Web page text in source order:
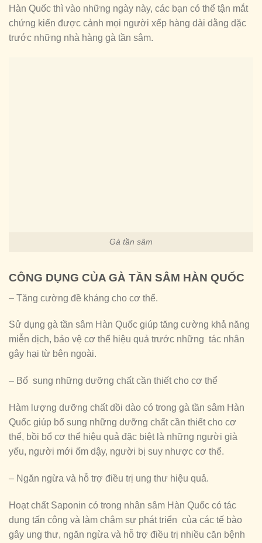
Hàn Quốc thì vào những ngày này, các bạn có thể tận mắt
chứng kiến được cảnh mọi người xếp hàng dài dằng dặc
trước những nhà hàng gà tần sâm.
Gà tần sâm
CÔNG DỤNG CỦA GÀ TẦN SÂM HÀN QUỐC
– Tăng cường đề kháng cho cơ thể.
Sử dụng gà tần sâm Hàn Quốc giúp tăng cường khả năng
miễn dịch, bảo vệ cơ thể hiệu quả trước những tác nhân
gây hại từ bên ngoài.
– Bổ sung những dưỡng chất cần thiết cho cơ thể
Hàm lượng dưỡng chất dồi dào có trong gà tần sâm Hàn
Quốc giúp bổ sung những dưỡng chất cần thiết cho cơ
thể, bồi bổ cơ thể hiệu quả đặc biệt là những người già
yếu, người mới ốm dậy, người bị suy nhược cơ thể.
– Ngăn ngừa và hỗ trợ điều trị ung thư hiệu quả.
Hoạt chất Saponin có trong nhân sâm Hàn Quốc có tác
dụng tấn công và làm chậm sự phát triển của các tế bào
gây ung thư, ngăn ngừa và hỗ trợ điều trị nhiều căn bệnh